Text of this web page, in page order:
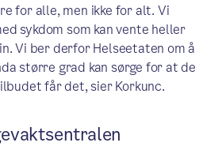
for alle, men ikke for alt. Vi
sykdom som kan vente heller
Vi ber derfor Helseetaten om å
større grad kan sørge for at de
får det, sier Korkunc.